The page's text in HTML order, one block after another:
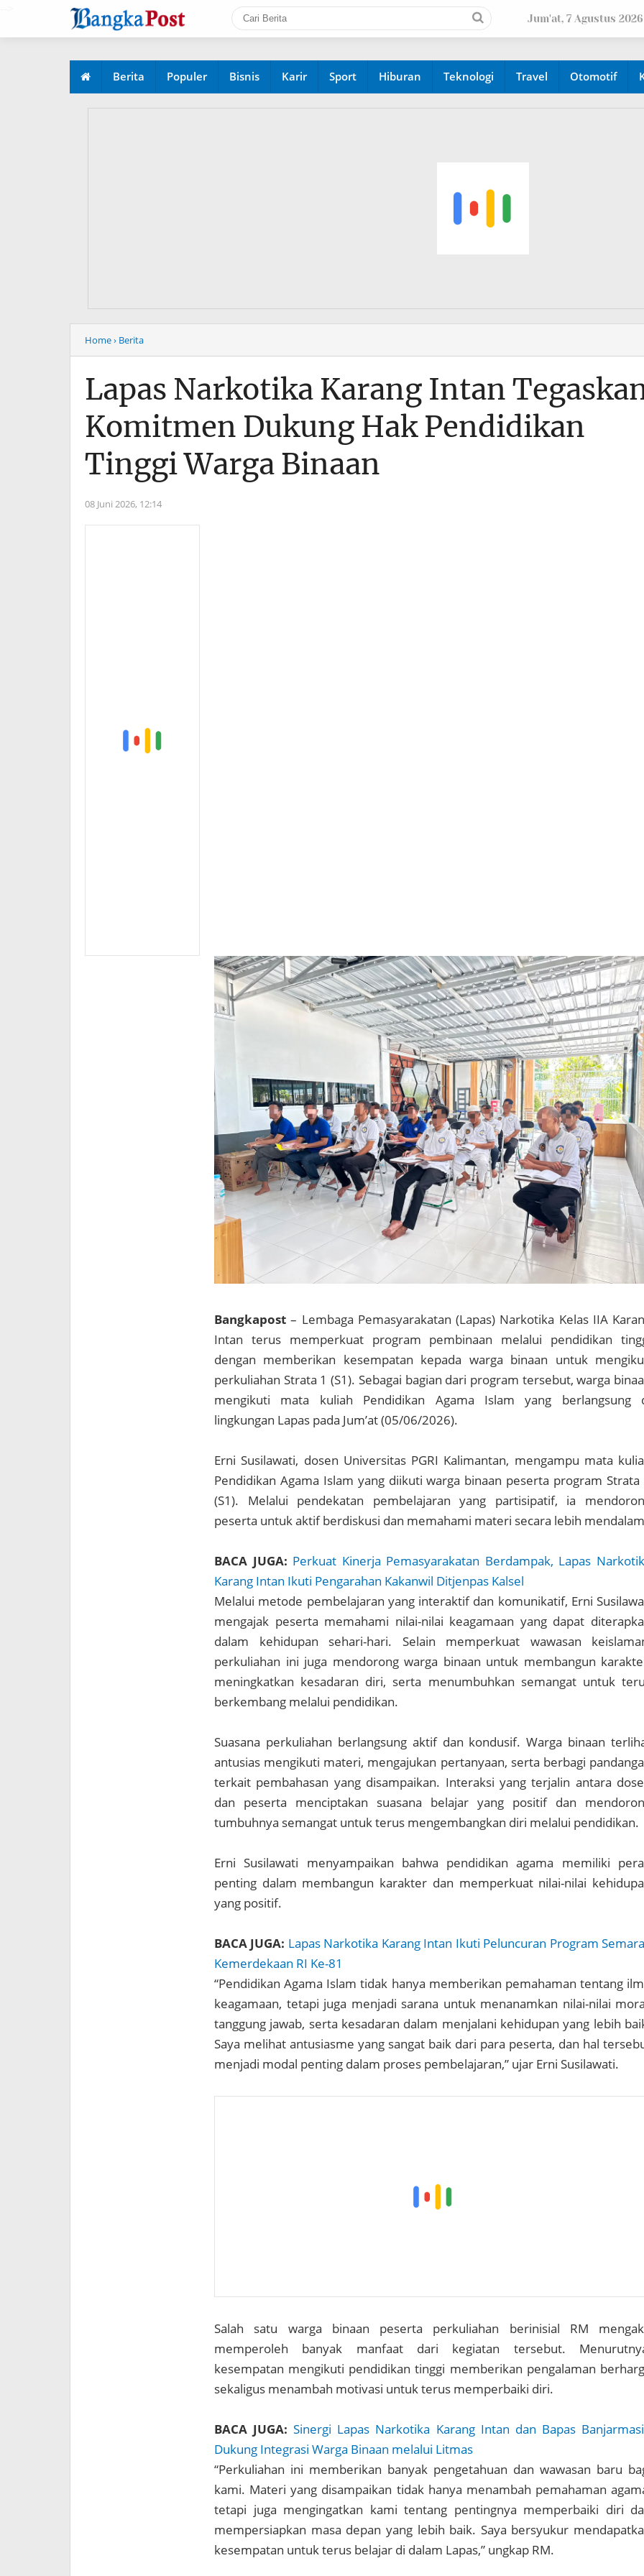
Jum'at, 7 Agustus 2026
Berita Populer Bisnis Karir Sport Hiburan Teknologi Travel Otomotif
Home› Berita
Lapas Narkotika Karang Intan
Komitmen Dukung Hak Pendidikan
Tinggi Warga Binaan
08 Juni 2026, 12:14
Bangkapost– Lembaga Pemasyarakatan (Lapas) Narkotika Kelas IIA
Intan terus memperkuat program pembinaan melalui pendidikan
dengan memberikan kesempatan kepada warga binaan untuk
perkuliahan Strata 1 (S1). Sebagai bagian dari program tersebut, warga
mengikuti mata kuliah Pendidikan Agama Islam yang berlangsung
lingkungan Lapas pada Jum’at (05/06/2026).
Erni Susilawati, dosen Universitas PGRI Kalimantan, mengampu mata
Pendidikan Agama Islam yang diikuti warga binaan peserta program Strata
(S1). Melalui pendekatan pembelajaran yang partisipatif, ia
peserta untuk aktif berdiskusi dan memahami materi secara lebih
BACA JUGA: Perkuat Kinerja Pemasyarakatan Berdampak, Lapas
Karang Intan Ikuti Pengarahan Kakanwil Ditjenpas Kalsel
Melalui metode pembelajaran yang interaktif dan komunikatif, Erni
mengajak peserta memahami nilai-nilai keagamaan yang dapat
dalam kehidupan sehari-hari. Selain memperkuat wawasan
perkuliahan ini juga mendorong warga binaan untuk membangun
meningkatkan kesadaran diri, serta menumbuhkan semangat untuk
berkembang melalui pendidikan.
Suasana perkuliahan berlangsung aktif dan kondusif. Warga binaan
antusias mengikuti materi, mengajukan pertanyaan, serta berbagi
terkait pembahasan yang disampaikan. Interaksi yang terjalin antara
dan peserta menciptakan suasana belajar yang positif dan
tumbuhnya semangat untuk terus mengembangkan diri melalui pendidikan.
Erni Susilawati menyampaikan bahwa pendidikan agama memiliki
penting dalam membangun karakter dan memperkuat nilai-nilai
yang positif.
BACA JUGA: Lapas Narkotika Karang Intan Ikuti Peluncuran Program
Kemerdekaan RI Ke-81
“Pendidikan Agama Islam tidak hanya memberikan pemahaman tentang
keagamaan, tetapi juga menjadi sarana untuk menanamkan nilai-nilai
tanggung jawab, serta kesadaran dalam menjalani kehidupan yang lebih
Saya melihat antusiasme yang sangat baik dari para peserta, dan hal
menjadi modal penting dalam proses pembelajaran,” ujar Erni Susilawati.
Salah satu warga binaan peserta perkuliahan berinisial RM
memperoleh banyak manfaat dari kegiatan tersebut.
kesempatan mengikuti pendidikan tinggi memberikan pengalaman
sekaligus menambah motivasi untuk terus memperbaiki diri.
BACA JUGA: Sinergi Lapas Narkotika Karang Intan dan Bapas
Dukung Integrasi Warga Binaan melalui Litmas
“Perkuliahan ini memberikan banyak pengetahuan dan wawasan baru
kami. Materi yang disampaikan tidak hanya menambah pemahaman
tetapi juga mengingatkan kami tentang pentingnya memperbaiki diri
mempersiapkan masa depan yang lebih baik. Saya bersyukur
kesempatan untuk terus belajar di dalam Lapas,” ungkap RM.